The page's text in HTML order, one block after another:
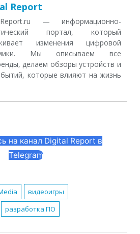
Report
Report.ru — информационно-
портал, который
изменения цифровой
Мы описываем все
делаем обзоры устройств и
которые влияют на жизнь
на канал Digital Report в
Telegram
видеоигры
разработка ПО